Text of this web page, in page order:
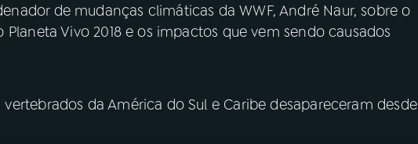
de mudanças climáticas da WWF, André Naur, sobre o
Vivo 2018 e os impactos que vem sendo causados
vertebrados da América do Sul e Caribe desapareceram desde